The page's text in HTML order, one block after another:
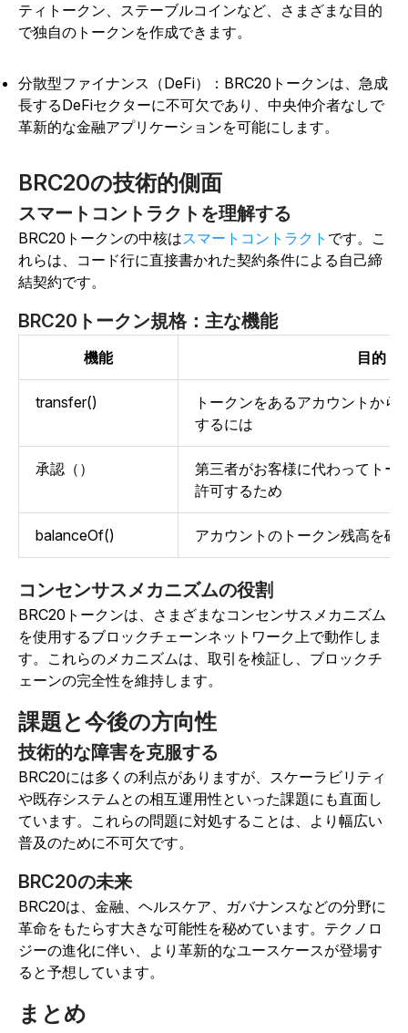
ティトークン、ステーブルコインなど、さまざまな目的
で独自のトークンを作成できます。
分散型ファイナンス（DeFi）：BRC20トークンは、急成
長するDeFiセクターに不可欠であり、中央仲介者なしで
革新的な金融アプリケーションを可能にします。
BRC20の技術的側面
スマートコントラクトを理解する
BRC20トークンの中核はスマートコントラクト です。こ
れらは、コード行に直接書かれた契約条件による自己締
結契約です。
BRC20トークン規格：主な機能
機能 目的
transfer()
トークンをあるアカウントから
するには
承認（）
第三者がお客様に代わってトー
許可するため
balanceOf() アカウントのトークン残高を確
コンセンサスメカニズムの役割
BRC20トークンは、さまざまなコンセンサスメカニズム
を使用するブロックチェーンネットワーク上で動作しま
す。 これらのメカニズムは、取引を検証し、ブロックチ
ェーンの完全性を維持します。
課題と今後の方向性
技術的な障害を克服する
BRC20には多くの利点がありますが、スケーラビリティ
や既存システムとの相互運用性といった課題にも直面し
ています。これらの問題に対処することは、より幅広い
普及のために不可欠です。
BRC20の未来
BRC20は、金融、ヘルスケア、ガバナンスなどの分野に
革命をもたらす大きな可能性を秘めています。テクノロ
ジーの進化に伴い、より革新的なユースケースが登場す
ると予想しています。
まとめ